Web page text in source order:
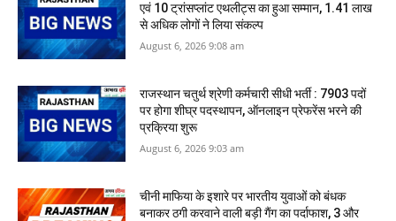
एवं 10 ट्रांसप्लांट एथलीट्स का हुआ सम्मान, 1.41 लाख
से अधिक लोगों ने लिया संकल्प
August 6, 2026 9:08 am
राजस्थान चतुर्थ श्रेणी कर्मचारी सीधी भर्ती : 7903 पदों
पर होगा शीघ्र पदस्थापन, ऑनलाइन प्रेफरेंस भरने की
प्रक्रिया शुरू
August 6, 2026 9:03 am
​चीनी माफिया के इशारे पर भारतीय युवाओं को बंधक
बनाकर ठगी करवाने वाली बड़ी गैंग का पर्दाफाश, 3 और